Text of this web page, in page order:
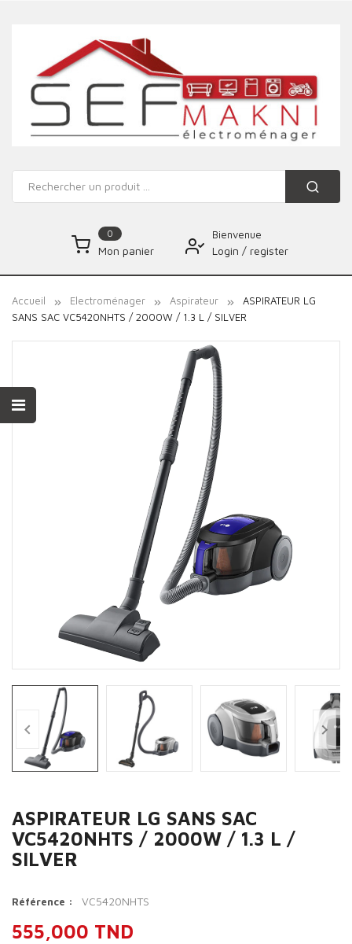
0
Mon panier
Bienvenue
Login / register
Accueil Electroménager Aspirateur
ASPIRATEUR LG
SANS SAC VC5420NHTS / 2000W / 1.3 L / SILVER
 
ASPIRATEUR LG SANS SAC
VC5420NHTS / 2000W / 1.3 L /
SILVER
Référence : VC5420NHTS
555,000 TND